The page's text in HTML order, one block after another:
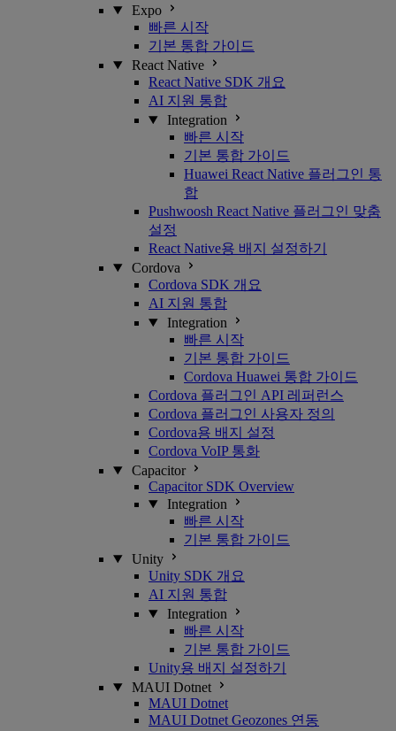
Expo
빠른 시작
기본 통합 가이드
React Native
React Native SDK 개요
AI 지원 통합
Integration
빠른 시작
기본 통합 가이드
Huawei React Native 플러그인 통
합
Pushwoosh React Native 플러그인 맞춤
설정
React Native용 배지 설정하기
Cordova
Cordova SDK 개요
AI 지원 통합
Integration
빠른 시작
기본 통합 가이드
Cordova Huawei 통합 가이드
Cordova 플러그인 API 레퍼런스
Cordova 플러그인 사용자 정의
Cordova용 배지 설정
Cordova VoIP 통화
Capacitor
Capacitor SDK Overview
Integration
빠른 시작
기본 통합 가이드
Unity
Unity SDK 개요
AI 지원 통합
Integration
빠른 시작
기본 통합 가이드
Unity용 배지 설정하기
MAUI Dotnet
MAUI Dotnet
MAUI Dotnet Geozones 연동